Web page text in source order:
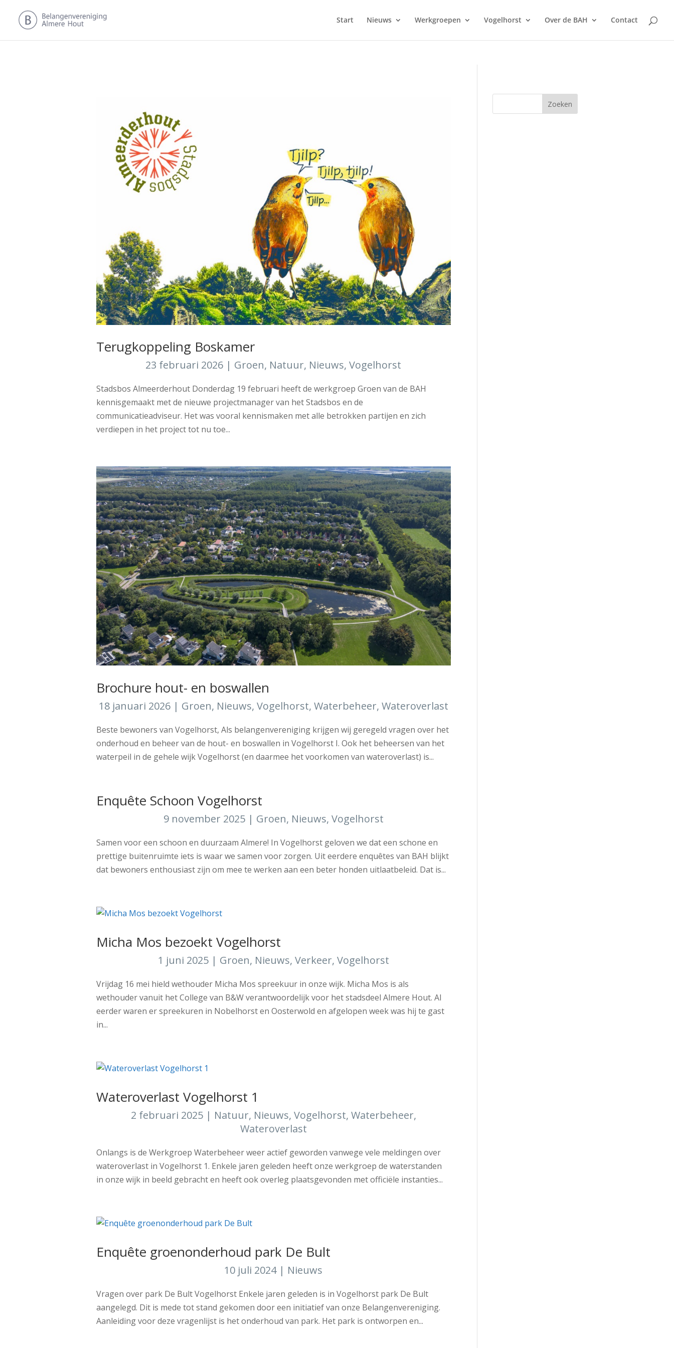
Start Nieuws Werkgroepen Vogelhorst Over de BAH Contact
Terugkoppeling Boskamer
23 februari 2026 | Groen, Natuur, Nieuws,Vogelhorst
Stadsbos Almeerderhout Donderdag 19 februari heeft de werkgroep Groen van de BAH
kennisgemaakt met de nieuwe projectmanager van het Stadsbos en de
communicatieadviseur. Het was vooral kennismaken met alle betrokken partijen en zich
verdiepen in het project tot nu toe...
Brochure hout- en boswallen
18 januari 2026| Groen, Nieuws, Vogelhorst, Waterbeheer, Wateroverlast
Beste bewoners van Vogelhorst, Als belangenvereniging krijgen wij geregeld vragen over het
onderhoud en beheer van de hout- en boswallen in Vogelhorst I. Ook het beheersen van het
waterpeil in de gehele wijk Vogelhorst (en daarmee het voorkomen van wateroverlast) is...
Enquête Schoon Vogelhorst
9 november 2025| Groen, Nieuws, Vogelhorst
Samen voor een schoon en duurzaam Almere! In Vogelhorst geloven we dat een schone en
prettige buitenruimte iets is waar we samen voor zorgen. Uit eerdere enquêtes van BAH blijkt
dat bewoners enthousiast zijn om mee te werken aan een beter honden uitlaatbeleid. Dat is...
Micha Mos bezoekt Vogelhorst
1 juni 2025| Groen, Nieuws, Verkeer, Vogelhorst
Vrijdag 16 mei hield wethouder Micha Mos spreekuur in onze wijk. Micha Mos is als
wethouder vanuit het College van B&W verantwoordelijk voor het stadsdeel Almere Hout. Al
eerder waren er spreekuren in Nobelhorst en Oosterwold en afgelopen week was hij te gast
in...
Wateroverlast Vogelhorst 1
2 februari 2025| Natuur, Nieuws, Vogelhorst, Waterbeheer,
Wateroverlast
Onlangs is de Werkgroep Waterbeheer weer actief geworden vanwege vele meldingen over
wateroverlast in Vogelhorst 1. Enkele jaren geleden heeft onze werkgroep de waterstanden
in onze wijk in beeld gebracht en heeft ook overleg plaatsgevonden met officiële instanties...
Enquête groenonderhoud park De Bult
10 juli 2024| Nieuws
Vragen over park De Bult Vogelhorst Enkele jaren geleden is in Vogelhorst park De Bult
aangelegd. Dit is mede tot stand gekomen door een initiatief van onze Belangenvereniging.
Aanleiding voor deze vragenlijst is het onderhoud van park. Het park is ontworpen en...